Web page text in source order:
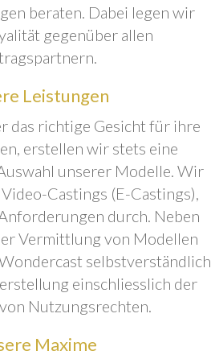
beraten. Dabei legen wir
gegenüber allen
Leistungen
das richtige Gesicht für ihre
erstellen wir stets eine
unserer Modelle. Wir
Castings (E-Castings),
durch. Neben
Vermittlung von Modellen
selbstverständlich
einschliesslich der
Nutzungsrechten.
Maxime